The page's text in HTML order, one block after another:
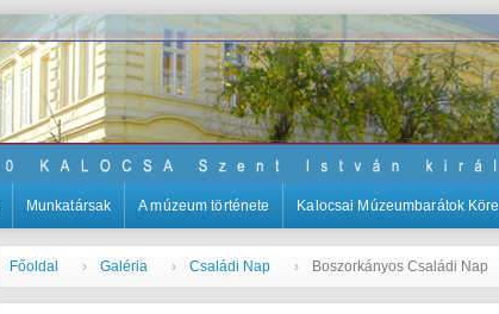
Munkatársak A múzeum története Kalocsai Múzeumbarátok Köre
Főoldal Galéria Családi Nap Boszorkányos Családi Nap